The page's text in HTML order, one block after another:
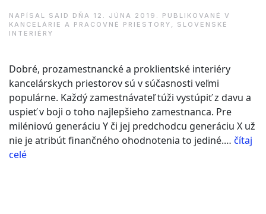
NAPÍSAL SAID DŇA 12. JÚNA 2019 . PUBLIKOVANÉ V
KANCELÁRIE A PRACOVNÉ PRIESTORY , SLOVENSKÉ
INTERIÉRY
Dobré, prozamestnancké a proklientské interiéry
kancelárskych priestorov sú v súčasnosti veľmi
populárne. Každý zamestnávateľ túži vystúpiť z davu a
uspieť v boji o toho najlepšieho zamestnanca. Pre
miléniovú generáciu Y či jej predchodcu generáciu X už
nie je atribút finančného ohodnotenia to jediné.… čítaj
celé“MIMO